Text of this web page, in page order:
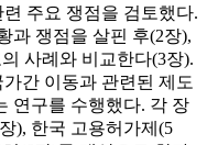
주요 쟁점을 검토했다.
과 쟁점을 살핀 후(2장),
사례와 비교한다(3장).
간 이동과 관련된 제도
연구를 수행했다. 각 장
), 한국 고용허가제(5